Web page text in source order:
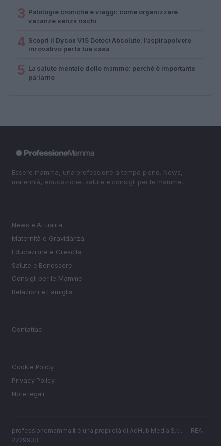
3 Patologie croniche e viaggi: come organizzare
vacanze senza rischi
4 Scopri il Dyson V15 Detect Absolute: l’aspirapolvere
innovativo per la tua casa
5 La salute mentale delle mamme: perché è importante
parlarne
Essere mamma, una professione a tempo pieno. News,
maternità, educazione, salute e consigli per le mamme.
News e Attualità
Maternità e Gravidanza
Educazione e Crescita
Salute e Benessere
Consigli per le Mamme
Relazioni e Famiglia
Contattaci
Cookie Policy
Privacy Policy
Note legali
professionemamma.it è una proprietà di AdHub Media S.r.l. — REA
2729933